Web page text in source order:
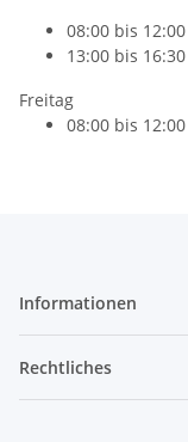
08:00 bis
13:00 bis
Freitag
08:00 bis
Informationen
Rechtliches